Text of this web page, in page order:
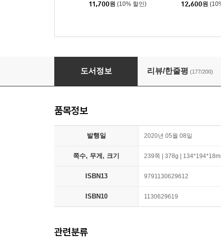
11,700원 (10% 할인) 12,600원
나의 할머니에게
도서정보 리뷰/한줄평 (177/200)
품목정보
발행일 2020년 05월 08일
쪽수, 무게, 크기 239쪽 | 378g |
ISBN13 9791130629612
ISBN10 1130629619
관련분류